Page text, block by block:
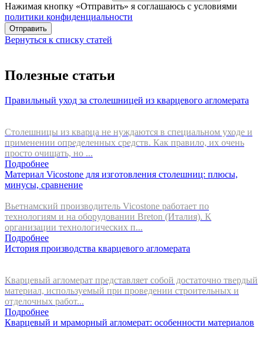
Нажимая кнопку «Отправить» я соглашаюсь с условиями
политики конфиденциальности
Отправить
Вернуться к списку статей
Полезные статьи
Правильный уход за столешницей из кварцевого агломерата
Столешницы из кварца не нуждаются в специальном уходе и
применении определенных средств. Как правило, их очень
просто очищать, но ...
Подробнее
Материал Vicostone для изготовления столешниц: плюсы,
минусы, сравнение
Вьетнамский производитель Vicostone работает по
технологиям и на оборудовании Breton (Италия). К
организации технологических п...
Подробнее
История производства кварцевого агломерата
Кварцевый агломерат представляет собой достаточно твердый
материал, используемый при проведении строительных и
отделочных работ...
Подробнее
Кварцевый и мраморный агломерат: особенности материалов